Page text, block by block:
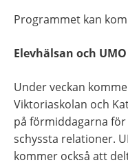
Programmet kan
Elevhälsan och
Under veckan
Viktoriaskolan och
på förmiddagarna
schyssta relationer.
kommer också att